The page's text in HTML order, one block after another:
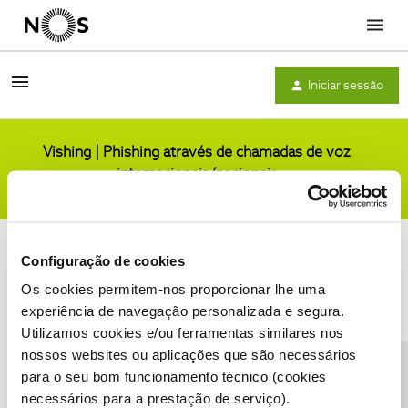
Configuração de cookies
Os cookies permitem-nos proporcionar lhe uma
experiência de navegação personalizada e segura.
Utilizamos cookies e/ou ferramentas similares nos
nossos websites ou aplicações que são necessários
para o seu bom funcionamento técnico (cookies
necessários para a prestação de serviço).
Menu
Iniciar sessão
Vishing | Phishing através de chamadas de voz
internacionais/nacionais
Condições do Fórum NOS Accessibility statement